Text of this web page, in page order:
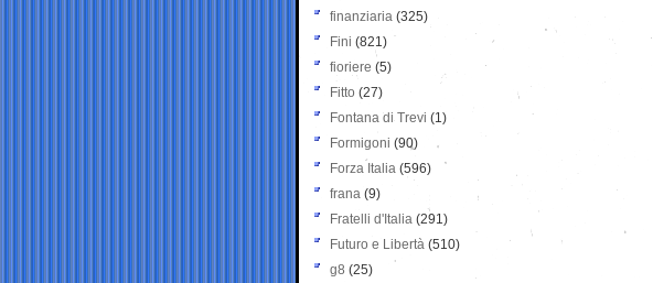
finanziaria (325)
Fini (821)
fioriere (5)
Fitto (27)
Fontana di Trevi (1)
Formigoni (90)
Forza Italia (596)
frana (9)
Fratelli d'Italia (291)
Futuro e Libertà (510)
g8 (25)